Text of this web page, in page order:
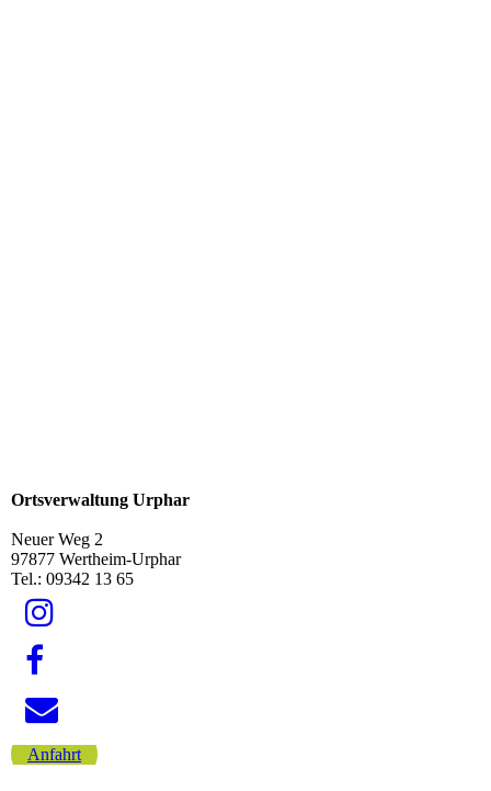
Ortsverwaltung Urphar
Neuer Weg 2
97877 Wertheim-Urphar
Tel.: 09342 13 65
Anfahrt